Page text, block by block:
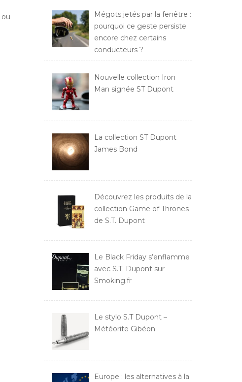
ou
Mégots jetés par la fenêtre :
pourquoi ce geste persiste
encore chez certains
conducteurs ?
Nouvelle collection Iron
Man signée ST Dupont
La collection ST Dupont
James Bond
Découvrez les produits de la
collection Game of Thrones
de S.T. Dupont
Le Black Friday s’enflamme
avec S.T. Dupont sur
Smoking.fr
Le stylo S.T Dupont –
Météorite Gibéon
Europe : les alternatives à la